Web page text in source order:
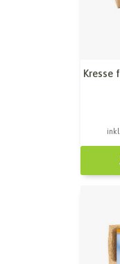
Kresse